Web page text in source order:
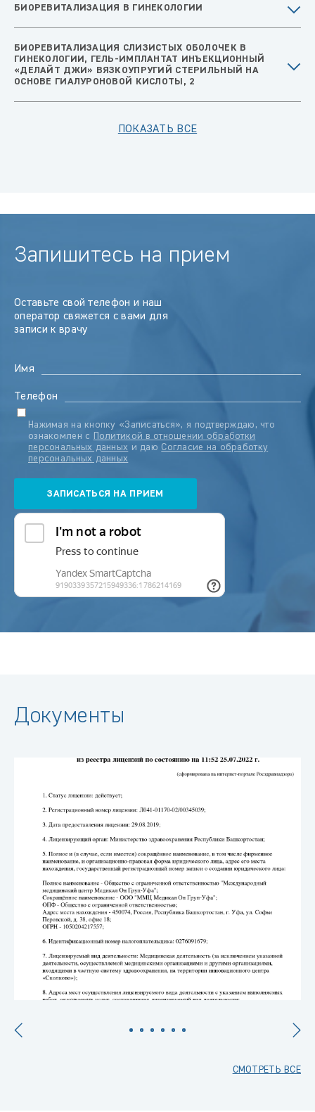
БИОРЕВИТАЛИЗАЦИЯ В ГИНЕКОЛОГИИ
БИОРЕВИТАЛИЗАЦИЯ СЛИЗИСТЫХ ОБОЛОЧЕК В
ГИНЕКОЛОГИИ, ГЕЛЬ-ИМПЛАНТАТ ИНЪЕКЦИОННЫЙ
«ДЕЛАЙТ ДЖИ» ВЯЗКОУПРУГИЙ СТЕРИЛЬНЫЙ НА
ОСНОВЕ ГИАЛУРОНОВОЙ КИСЛОТЫ, 2
ПОКАЗАТЬ ВСЕ
Запишитесь на прием
Оставьте свой телефон и наш
оператор свяжется с вами для
записи к врачу
Имя
Телефон
Нажимая на кнопку «Записаться», я подтверждаю, что
ознакомлен с Политикой в отношении обработки
персональных данных и даю Согласие на обработку
персональных данных
Документы
СМОТРЕТЬ ВСЕ